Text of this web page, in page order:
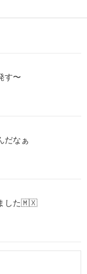
す〜
だなぁ
ました🇲🇽